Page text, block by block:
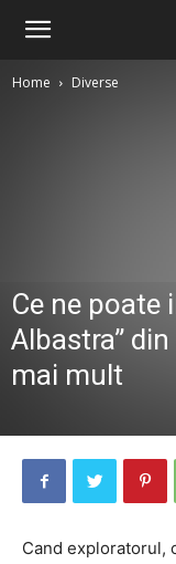
Home Diverse
Ce ne poate
Albastra”
mai mult
Cand exploratorul,